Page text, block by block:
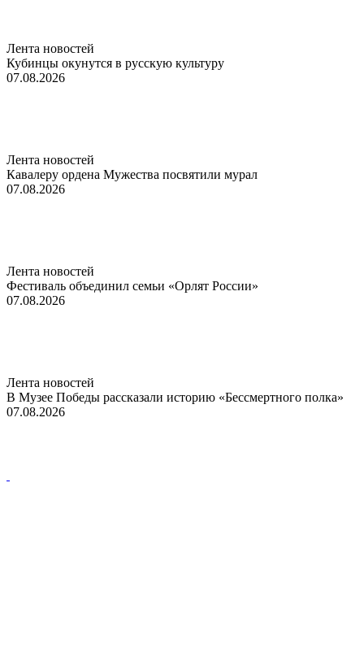
Лента новостей
Кубинцы окунутся в русскую культуру
07.08.2026
Лента новостей
Кавалеру ордена Мужества посвятили мурал
07.08.2026
Лента новостей
Фестиваль объединил семьи «Орлят России»
07.08.2026
Лента новостей
В Музее Победы рассказали историю «Бессмертного полка»
07.08.2026